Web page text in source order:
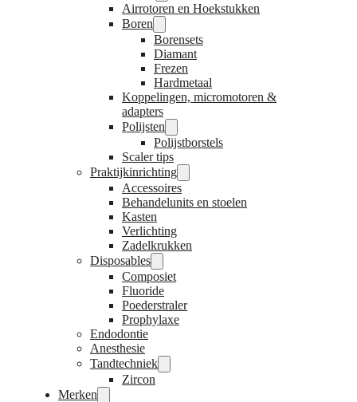
Airrotoren en Hoekstukken
Boren
Borensets
Diamant
Frezen
Hardmetaal
Koppelingen, micromotoren &
adapters
Polijsten
Polijstborstels
Scaler tips
Praktijkinrichting
Accessoires
Behandelunits en stoelen
Kasten
Verlichting
Zadelkrukken
Disposables
Composiet
Fluoride
Poederstraler
Prophylaxe
Endodontie
Anesthesie
Tandtechniek
Zircon
Merken